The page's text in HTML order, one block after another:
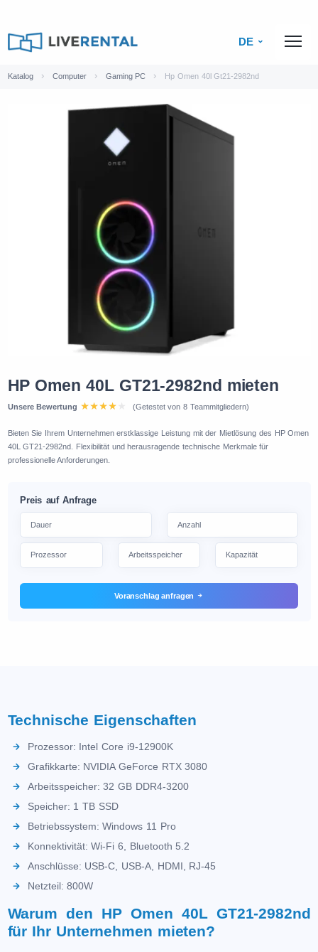
DE
Katalog Computer Gaming PC Hp Omen 40l Gt21-2982nd
HP Omen 40L GT21-2982nd mieten
Unsere Bewertung (Getestet von 8 Teammitgliedern)
Bieten Sie Ihrem Unternehmen erstklassige Leistung mit der Mietlösung des HP Omen
40L GT21-2982nd. Flexibilität und herausragende technische Merkmale für
professionelle Anforderungen.
Preis auf Anfrage
Voranschlag anfragen
Technische Eigenschaften
Prozessor: Intel Core i9-12900K
Grafikkarte: NVIDIA GeForce RTX 3080
Arbeitsspeicher: 32 GB DDR4-3200
Speicher: 1 TB SSD
Betriebssystem: Windows 11 Pro
Konnektivität: Wi-Fi 6, Bluetooth 5.2
Anschlüsse: USB-C, USB-A, HDMI, RJ-45
Netzteil: 800W
Warum den HP Omen 40L GT21-2982nd
für Ihr Unternehmen mieten?